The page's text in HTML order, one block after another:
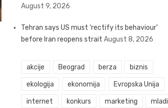
August 9, 2026
Tehran says US must ‘rectify its behaviour’
before Iran reopens strait August 8, 2026
akcije Beograd berza biznis
ekologija ekonomija Evropska Unija
internet konkurs marketing mladi